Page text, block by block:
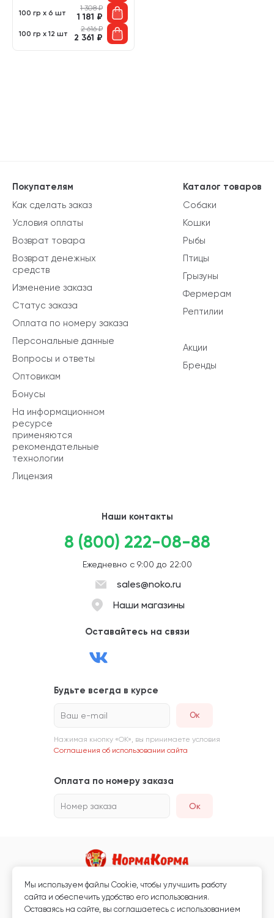
100 гр х 6 шт
1 308₽
1 181 ₽
100 гр х 12 шт
2 616₽
2 361 ₽
Каталог товаров
Собаки
Кошки
Рыбы
Птицы
Грызуны
Фермерам
Рептилии
Акции
Бренды
Покупателям
Как сделать заказ
Условия оплаты
Возврат товара
Возврат денежных
средств
Изменение заказа
Статус заказа
Оплата по номеру заказа
Персональные данные
Вопросы и ответы
Оптовикам
Бонусы
На информационном
ресурсе
применяются
рекомендательные
технологии
Лицензия
Наши контакты
8 (800) 222-08-88
Ежедневно с 9:00 до 22:00
sales@noko.ru
Наши магазины
Оставайтесь на связи
Будьте всегда в курсе
Ваш e-mail
Нажимая кнопку «ОК», вы принимаете условия
Соглашения об использовании сайта
Оплата по номеру заказа
Номер заказа Ок
Магазин кормов для животных и ветаптека
Любая информация, размещённая на сайте, не является публичной
офертой.
Мы используем файлы Сookie, чтобы улучшить работу
сайта и обеспечить удобство его использования.
Оставаясь на сайте, вы соглашаетесь с использованием